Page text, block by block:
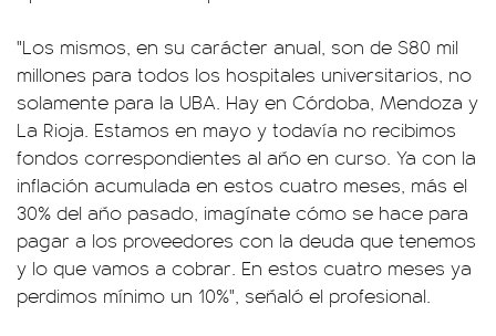
"Los mismos, en su carácter anual, son de $80 mil
millones para todos los hospitales universitarios, no
solamente para la UBA. Hay en Córdoba, Mendoza y
La Rioja. Estamos en mayo y todavía no recibimos
fondos correspondientes al año en curso. Ya con la
inflación acumulada en estos cuatro meses, más el
30% del año pasado, imagínate cómo se hace para
pagar a los proveedores con la deuda que tenemos
y lo que vamos a cobrar. En estos cuatro meses ya
perdimos mínimo un 10%", señaló el profesional.